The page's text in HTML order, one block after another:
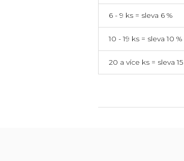
6 - 9 ks = sleva 6 %
10 - 19 ks = sleva 10 %
20 a více ks = sleva 15